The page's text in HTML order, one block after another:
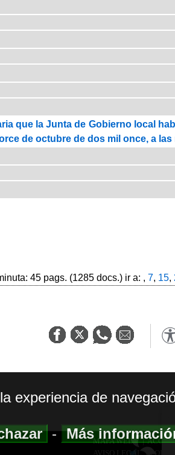
que la Junta de Gobierno local
de octubre de dos mil once, a las
45 pags. (1285 docs.) ir a: , 7, 15,
MAPA WEB|
AVISO LEGAL|
experiencia de
-Más